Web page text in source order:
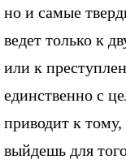
но и самые
ведет только к
или к
единственно с
приводит к
выйдешь для